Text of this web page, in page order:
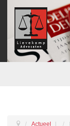
Actueel